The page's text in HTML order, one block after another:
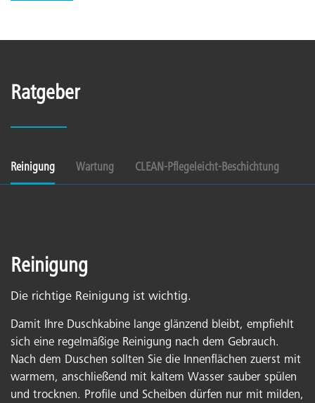
Ratgeber
Reinigung Wartung CLEAN-Pflegeleicht-Beschichtung
Reinigung
Die richtige Reinigung ist wichtig.
Damit Ihre Duschkabine lange glänzend bleibt, empfiehlt
sich eine regelmäßige Reinigung nach dem Gebrauch.
Nach dem Duschen sollten Sie die Innenflächen zuerst mit
warmem, anschließend mit kaltem Wasser sauber spülen
und trocknen. Profile und Scheiben dürfen nur mit milden,